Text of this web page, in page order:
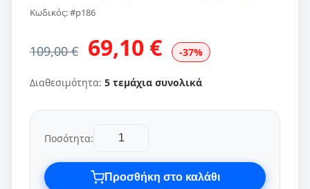
Κωδικός: #p186
109,00 € 69,10 € -37%
Διαθεσιμότητα: 5 τεμάχια συνολικά
Ποσότητα:
Προσθήκη στο καλάθι